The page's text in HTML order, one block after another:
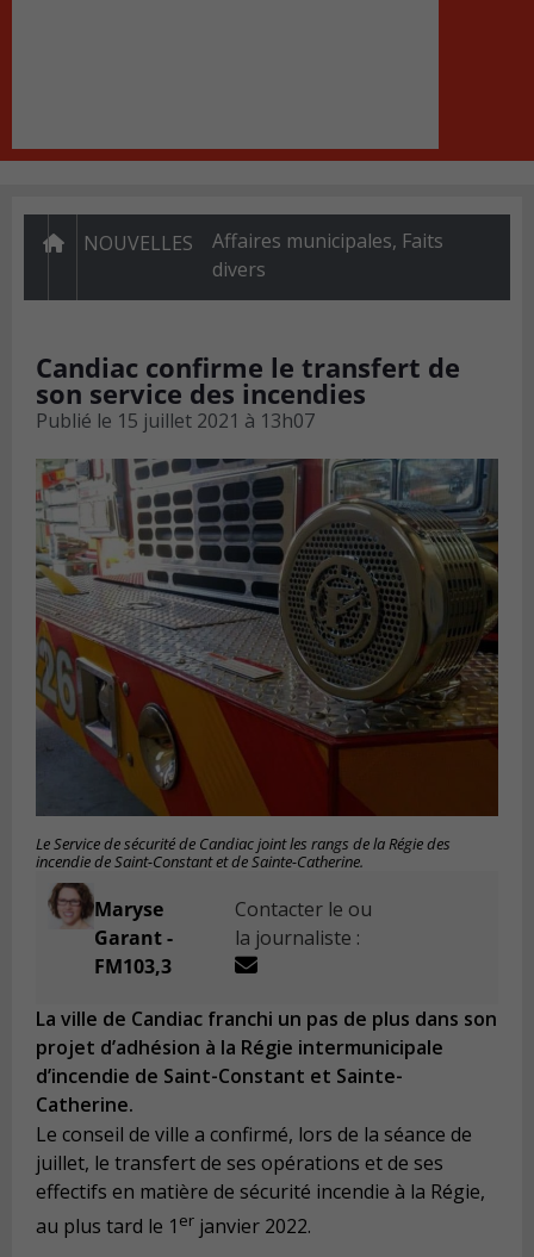
NOUVELLES Affaires municipales, Faits
divers
Candiac confirme le transfert de
son service des incendies
Publié le 15 juillet 2021 à 13h07
Le Service de sécurité de Candiac joint les rangs de la Régie des
incendie de Saint-Constant et de Sainte-Catherine.
Maryse
Garant -
FM103,3
Contacter le ou
la journaliste :
La ville de Candiac franchi un pas de plus dans son
projet d’adhésion à la Régie intermunicipale
d’incendie de Saint-Constant et Sainte-
Catherine.
Le conseil de ville a confirmé, lors de la séance de
juillet, le transfert de ses opérations et de ses
effectifs en matière de sécurité incendie à la Régie,
au plus tard le 1 er janvier 2022.